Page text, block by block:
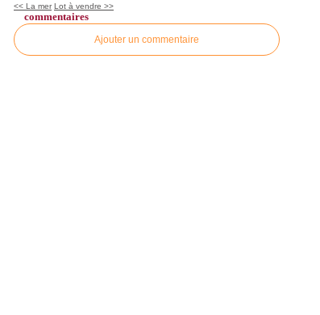
<< La mer Lot à vendre >>
commentaires
Ajouter un commentaire